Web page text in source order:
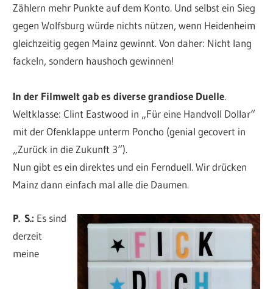
Zählern mehr Punkte auf dem Konto. Und selbst ein Sieg
gegen Wolfsburg würde nichts nützen, wenn Heidenheim
gleichzeitig gegen Mainz gewinnt. Von daher: Nicht lang
fackeln, sondern haushoch gewinnen!
In der Filmwelt gab es diverse grandiose Duelle.
Weltklasse: Clint Eastwood in „Für eine Handvoll Dollar“
mit der Ofenklappe unterm Poncho (genial gecovert in
„Zurück in die Zukunft 3“).
Nun gibt es ein direktes und ein Fernduell. Wir drücken
Mainz dann einfach mal alle die Daumen.
P. S.: Es sind
derzeit
meine